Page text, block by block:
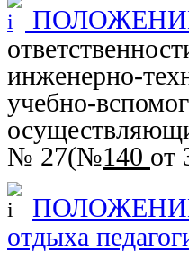
инженерно-
учебно-
№ 27(№140 от
ПОЛОЖЕНИЕ
отдыха